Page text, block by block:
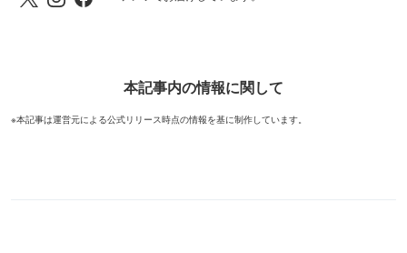
本記事内の情報に関して
※本記事は運営元による公式リリース時点の情報を基に制作しています。